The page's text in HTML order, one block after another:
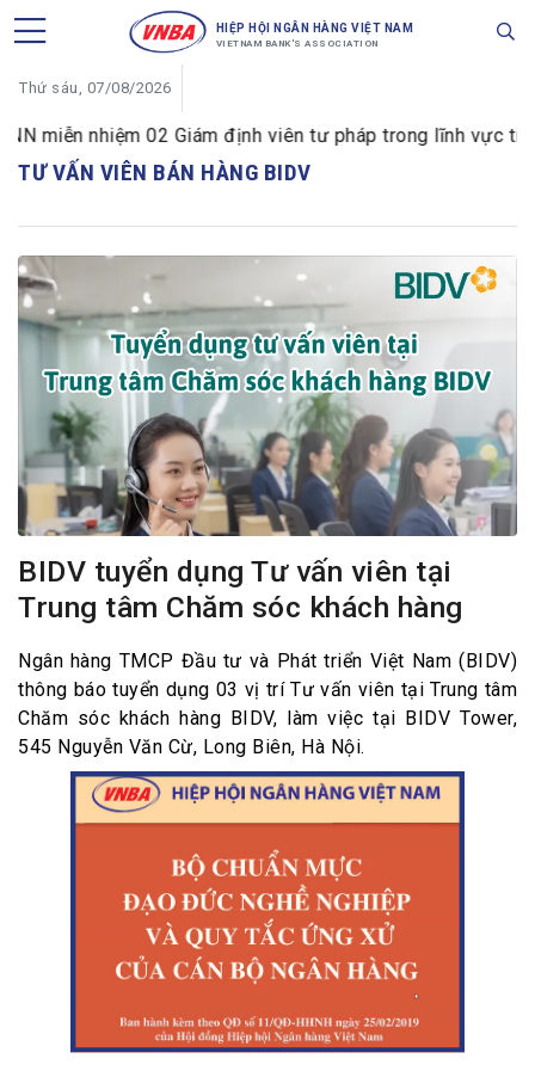
HIỆP HỘI NGÂN HÀNG VIỆT NAM
VIETNAM BANK'S ASSOCIATION
Thứ sáu, 07/08/2026
miễn nhiệm 02 Giám định viên tư pháp trong lĩnh vực tiền
TƯ VẤN VIÊN BÁN HÀNG BIDV
BIDV tuyển dụng Tư vấn viên tại
Trung tâm Chăm sóc khách hàng
Ngân hàng TMCP Đầu tư và Phát triển Việt Nam (BIDV)
thông báo tuyển dụng 03 vị trí Tư vấn viên tại Trung tâm
Chăm sóc khách hàng BIDV, làm việc tại BIDV Tower,
545 Nguyễn Văn Cừ, Long Biên, Hà Nội.